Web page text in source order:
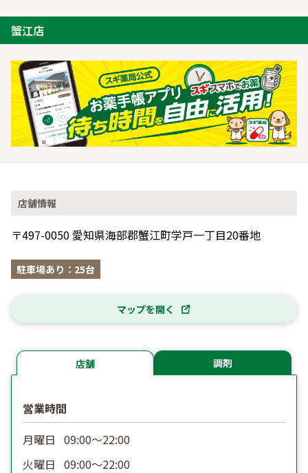
蟹江店
店舗情報
〒497-0050 愛知県海部郡蟹江町学戸一丁目20番地
駐車場あり：25台
マップを開く
店舗 調剤
営業時間
月曜日 09:00〜22:00
火曜日 09:00〜22:00